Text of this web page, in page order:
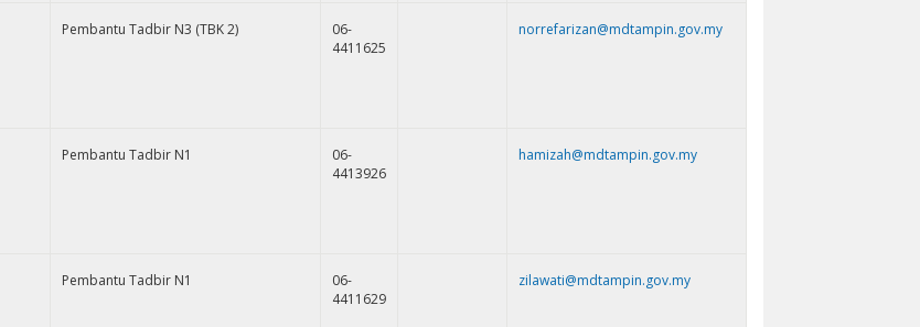
Pembantu Tadbir N3 (TBK 2)
06-
4411625
norrefarizan@mdtampin.gov.my
Pembantu Tadbir N1
06-
4413926
hamizah@mdtampin.gov.my
Pembantu Tadbir N1
06-
4411629
zilawati@mdtampin.gov.my